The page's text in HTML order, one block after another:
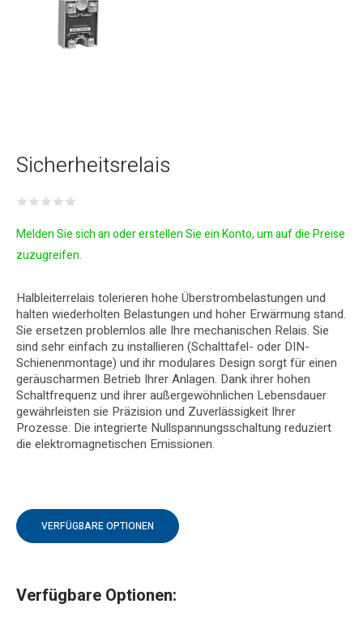
Sicherheitsrelais
Melden Sie sich an oder erstellen Sie ein Konto, um auf die Preise
zuzugreifen.
Halbleiterrelais tolerieren hohe Überstrombelastungen und
halten wiederholten Belastungen und hoher Erwärmung stand.
Sie ersetzen problemlos alle Ihre mechanischen Relais. Sie
sind sehr einfach zu installieren (Schalttafel- oder DIN-
Schienenmontage) und ihr modulares Design sorgt für einen
geräuscharmen Betrieb Ihrer Anlagen. Dank ihrer hohen
Schaltfrequenz und ihrer außergewöhnlichen Lebensdauer
gewährleisten sie Präzision und Zuverlässigkeit Ihrer
Prozesse. Die integrierte Nullspannungsschaltung reduziert
die elektromagnetischen Emissionen.
VERFÜGBARE OPTIONEN
Verfügbare Optionen: